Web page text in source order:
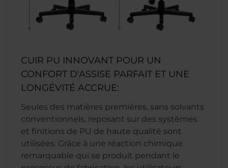
CUIR PU INNOVANT POUR UN
CONFORT D'ASSISE PARFAIT ET UNE
LONGÉVITÉ ACCRUE:
Seules des matières premières, sans solvants
conventionnels, reposant sur des systèmes
et finitions de PU de haute qualité sont
utilisées. Grâce à une réaction chimique
remarquable qui se produit pendant le